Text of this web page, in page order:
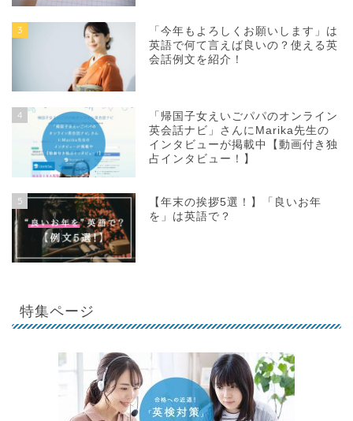
3
「今年もよろしくお願いします」は
英語で何て言えば良いの？使える英
会話例文を紹介！
4
「帰国子女えいごパパのオンライン
英会話ナビ」さんにMarika先生の
インタビューが掲載中【動画付き独
占インタビュー！】
5
【年末の挨拶5選！】「良いお年
を」は英語で？
特集ページ